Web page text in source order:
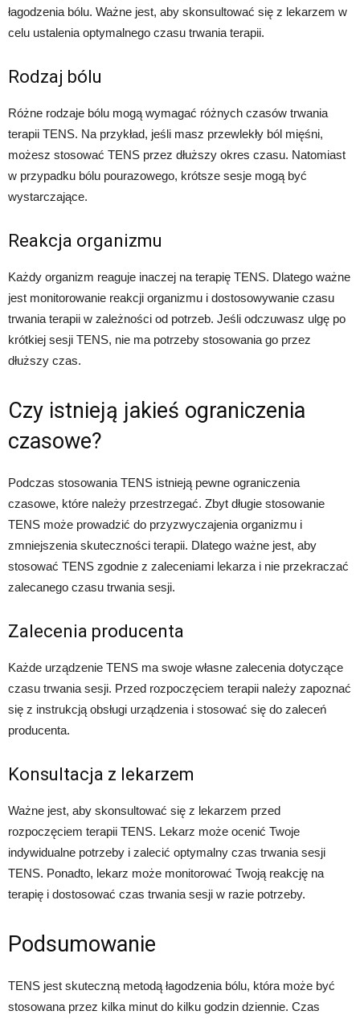
łagodzenia bólu. Ważne jest, aby skonsultować się z lekarzem w
celu ustalenia optymalnego czasu trwania terapii.
Rodzaj bólu
Różne rodzaje bólu mogą wymagać różnych czasów trwania
terapii TENS. Na przykład, jeśli masz przewlekły ból mięśni,
możesz stosować TENS przez dłuższy okres czasu. Natomiast
w przypadku bólu pourazowego, krótsze sesje mogą być
wystarczające.
Reakcja organizmu
Każdy organizm reaguje inaczej na terapię TENS. Dlatego ważne
jest monitorowanie reakcji organizmu i dostosowywanie czasu
trwania terapii w zależności od potrzeb. Jeśli odczuwasz ulgę po
krótkiej sesji TENS, nie ma potrzeby stosowania go przez
dłuższy czas.
Czy istnieją jakieś ograniczenia
czasowe?
Podczas stosowania TENS istnieją pewne ograniczenia
czasowe, które należy przestrzegać. Zbyt długie stosowanie
TENS może prowadzić do przyzwyczajenia organizmu i
zmniejszenia skuteczności terapii. Dlatego ważne jest, aby
stosować TENS zgodnie z zaleceniami lekarza i nie przekraczać
zalecanego czasu trwania sesji.
Zalecenia producenta
Każde urządzenie TENS ma swoje własne zalecenia dotyczące
czasu trwania sesji. Przed rozpoczęciem terapii należy zapoznać
się z instrukcją obsługi urządzenia i stosować się do zaleceń
producenta.
Konsultacja z lekarzem
Ważne jest, aby skonsultować się z lekarzem przed
rozpoczęciem terapii TENS. Lekarz może ocenić Twoje
indywidualne potrzeby i zalecić optymalny czas trwania sesji
TENS. Ponadto, lekarz może monitorować Twoją reakcję na
terapię i dostosować czas trwania sesji w razie potrzeby.
Podsumowanie
TENS jest skuteczną metodą łagodzenia bólu, która może być
stosowana przez kilka minut do kilku godzin dziennie. Czas